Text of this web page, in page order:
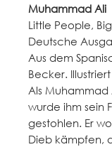
Muhammad Ali
Little People,
Deutsche
Aus dem
Becker.
Als Muhammad
wurde ihm sein
gestohlen. Er
Dieb kämpfen,